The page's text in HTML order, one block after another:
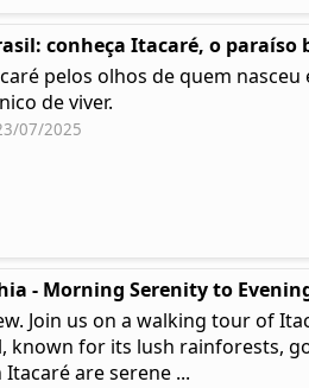
conheça Itacaré, o
pelos olhos de quem
de viver.
07/2025
- Morning Serenity to
Join us on a walking tour of
known for its lush rainforests,
are serene ...